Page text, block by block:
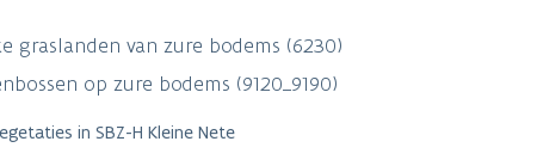
graslanden van zure bodems (6230)
op zure bodems (9120_9190)
in SBZ-H Kleine Nete